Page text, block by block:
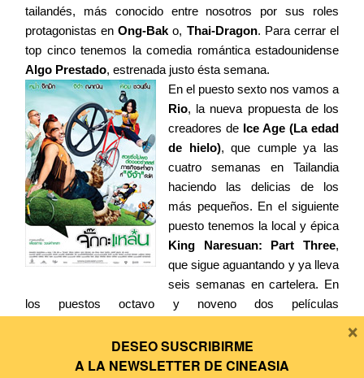
tailandés, más conocido entre nosotros por sus roles
protagonistas enOng-Bak o, Thai-Dragon. Para cerrar el
top cinco tenemos la comedia romántica estadounidense
Algo Prestado, estrenada justo ésta semana.
En el puesto sexto nos vamos a
Rio, la nueva propuesta de los
creadores de Ice Age (La edad
de hielo), que cumple ya las
cuatro semanas en Tailandia
haciendo las delicias de los
más pequeños. En el siguiente
puesto tenemos la local y épica
King Naresuan: Part Three,
que sigue aguantando y ya lleva
seis semanas en cartelera. En
los puestos octavo y noveno dos películas
semanas en cartel, ySin límites, con la presencia de
Bradley CooperyRobert De Niro. Para cerrar el ranking
DESEO SUSCRIBIRME
A LA NEWSLETTER DE CINEASIA
×